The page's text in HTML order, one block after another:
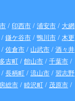
/ 印西市 / 浦安市 / 大網
/ 鎌ケ谷市 / 鴨川市 / 木更
/ 佐倉市 / 山武市 / 酒々井
多古町 / 館山市 / 千葉市 /
/ 長柄町 / 流山市 / 習志野
総市 / 睦沢町 / 茂原市 /